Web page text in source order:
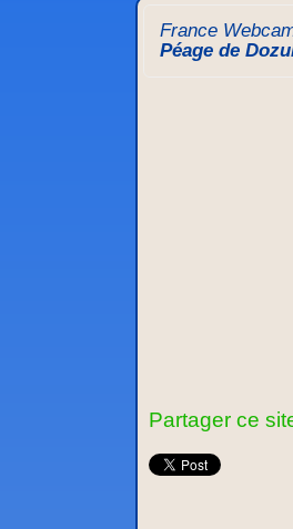
France
Péage de
Partager ce